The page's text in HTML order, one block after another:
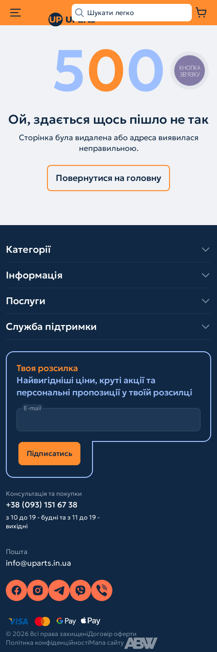
500
Ой, здається щось пішло не так
Сторінка була видалена або адреса виявилася
неправильною.
Повернутися на головну
Категорії
Інформація
Послуги
Служба підтримки
Твоя розсилка
Найвигідніші ціни, круті акції та
персональні пропозиції у твоїй розсилці
E-mail
Підписатись
Консультація та покупки
+38 (093) 151 67 38
з 10 до 19 - будні та з 11 до 19 -
вихідні
Пошта
info@uparts.in.ua
© 2026 Всі права захищеніДоговір оферти
Політика конфіденційностіМапа сайту
КНОПКА
ЗВ'ЯЗКУ